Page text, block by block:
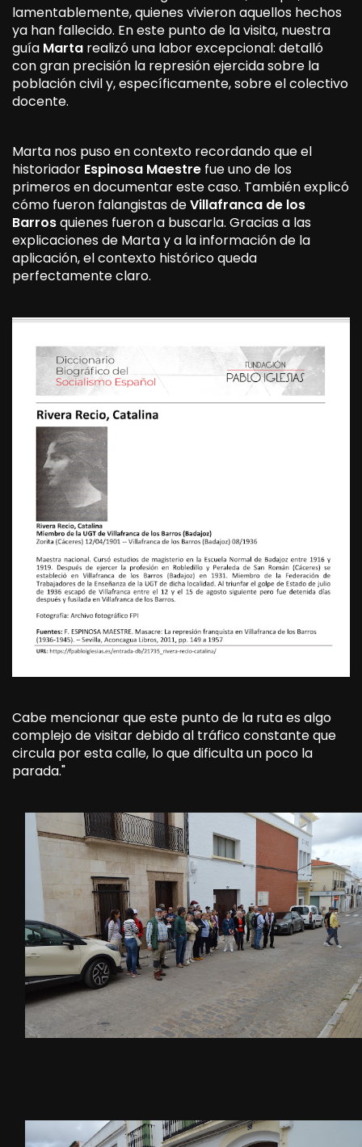
lamentablemente, quienes vivieron aquellos hechos
ya han fallecido. En este punto de la visita, nuestra
guía Marta realizó una labor excepcional: detalló
con gran precisión la represión ejercida sobre la
población civil y, específicamente, sobre el colectivo
docente.
Marta nos puso en contexto recordando que el
historiador Espinosa Maestre fue uno de los
primeros en documentar este caso. También explicó
cómo fueron falangistas deVillafranca de los
Barrosquienes fueron a buscarla. Gracias a las
explicaciones de Marta y a la información de la
aplicación, el contexto histórico queda
perfectamente claro.
Cabe mencionar que este punto de la ruta es algo
complejo de visitar debido al tráfico constante que
circula por esta calle, lo que dificulta un poco la
parada."